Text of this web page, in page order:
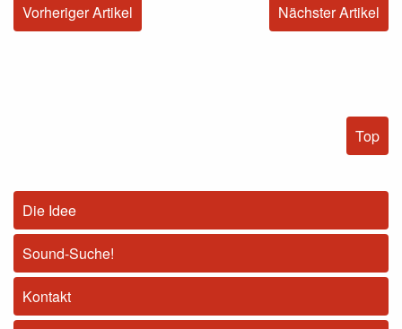
Nächster Artikel
Vorheriger Artikel
Top
Die Idee
Sound-Suche!
Kontakt